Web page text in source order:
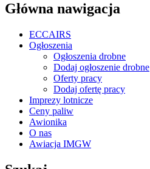
Główna nawigacja
ECCAIRS
Ogłoszenia
Ogłoszenia drobne
Dodaj ogłoszenie drobne
Oferty pracy
Dodaj ofertę pracy
Imprezy lotnicze
Ceny paliw
Awionika
O nas
Awiacja IMGW